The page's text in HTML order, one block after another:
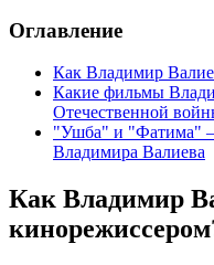
Оглавление
Как Владимир
Какие фильмы
Отечественной
"Ушба" и "Фатима"
Владимира Валиева
Как Владимир